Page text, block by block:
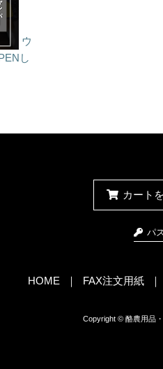
ウ
し
カート
パ
HOME FAX注文用紙
Copyright © 酪農用品